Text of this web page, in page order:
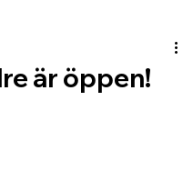
är öppen!